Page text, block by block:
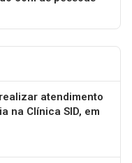
atendimento
na Clínica SID, em